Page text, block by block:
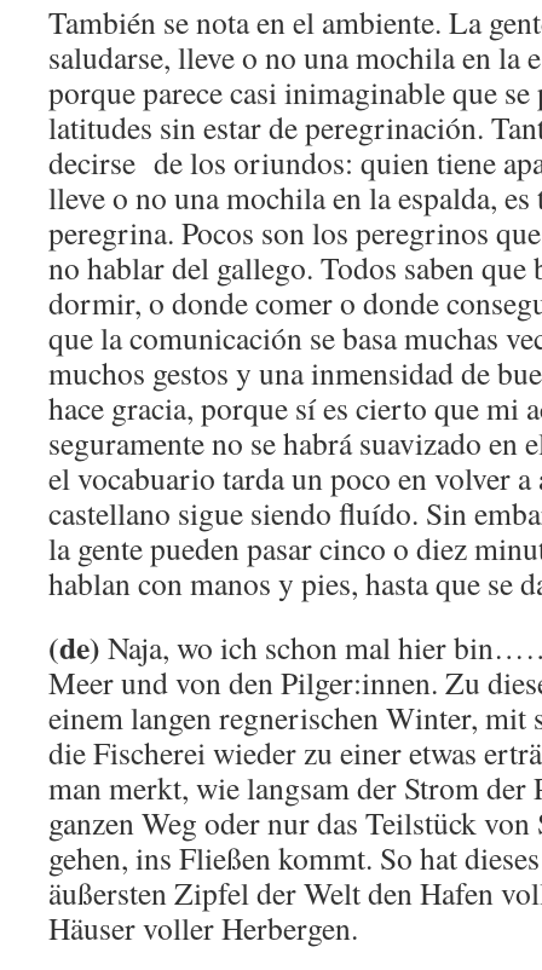
También se nota en el ambiente. La
saludarse, lleve o no una mochila en la
porque parece casi inimaginable que se
latitudes sin estar de peregrinación.
decirse de los oriundos: quien tiene
lleve o no una mochila en la espalda,
peregrina. Pocos son los peregrinos
no hablar del gallego. Todos saben que
dormir, o donde comer o donde
que la comunicación se basa muchas
muchos gestos y una inmensidad de
hace gracia, porque sí es cierto que mi
seguramente no se habrá suavizado
el vocabuario tarda un poco en volver
castellano sigue siendo fluído. Sin
la gente pueden pasar cinco o diez
hablan con manos y pies, hasta que se
(de) Naja, wo ich schon mal hier
Meer und von den Pilger:innen. Zu
einem langen regnerischen Winter, mit
die Fischerei wieder zu einer etwas
man merkt, wie langsam der Strom der
ganzen Weg oder nur das Teilstück
gehen, ins Fließen kommt. So hat
äußersten Zipfel der Welt den Hafen
Häuser voller Herbergen.